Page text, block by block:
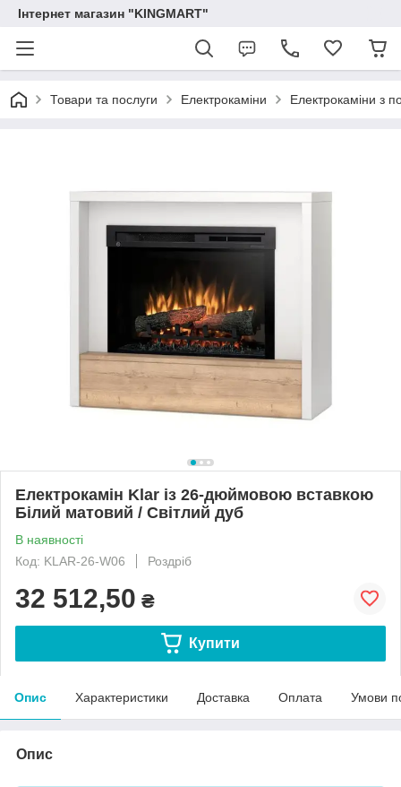
Інтернет магазин "KINGMART"
Товари та послуги Електрокаміни Електрокаміни з
Електрокамін Klar із 26-дюймовою вставкою
Білий матовий / Світлий дуб
В наявності
Код: KLAR-26-W06
Роздріб
32 512,50 ₴
Купити
Опис Характеристики Доставка Оплата Умови
Опис